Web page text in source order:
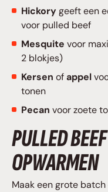
Hickorygeeft een
voor pulled beef
Mesquite voor
2 blokjes)
Kersen ofappel
tonen
Pecan voor zoete
PULLED
OPWARMEN
Maak een grote